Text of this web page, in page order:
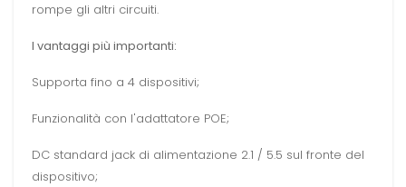
rompe gli altri circuiti.
I vantaggi più importanti:
Supporta fino a 4 dispositivi;
Funzionalità con l'adattatore POE;
DC standard jack di alimentazione 2.1 / 5.5 sul fronte del
dispositivo;